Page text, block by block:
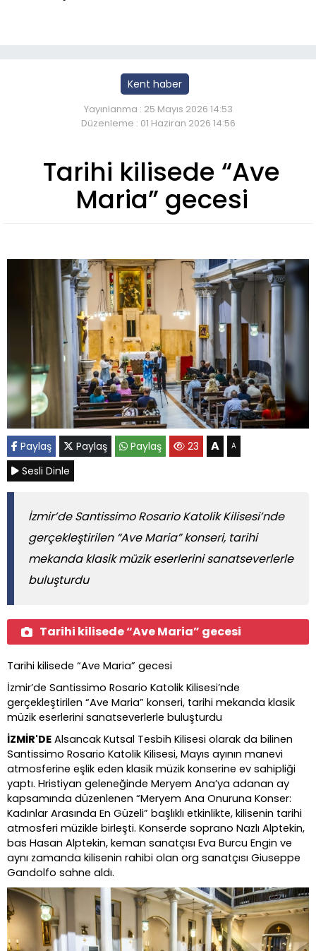
Kent haber
Yayınlanma : 25 Mayıs 2026 14:53
Düzenleme : 01 Haziran 2026 14:56
Tarihi kilisede “Ave
Maria” gecesi
Paylaş Paylaş Paylaş 23 A A
Sesli Dinle
İzmir’de Santissimo Rosario Katolik Kilisesi’nde
gerçekleştirilen “Ave Maria” konseri, tarihi
mekanda klasik müzik eserlerini sanatseverlerle
buluşturdu
Tarihi kilisede “Ave Maria” gecesi
Tarihi kilisede “Ave Maria” gecesi
İzmir’de Santissimo Rosario Katolik Kilisesi’nde
gerçekleştirilen “Ave Maria” konseri, tarihi mekanda klasik
müzik eserlerini sanatseverlerle buluşturdu
İZMİR'DE Alsancak Kutsal Tesbih Kilisesi olarak da bilinen
Santissimo Rosario Katolik Kilisesi, Mayıs ayının manevi
atmosferine eşlik eden klasik müzik konserine ev sahipliği
yaptı. Hristiyan geleneğinde Meryem Ana’ya adanan ay
kapsamında düzenlenen “Meryem Ana Onuruna Konser:
Kadınlar Arasında En Güzeli” başlıklı etkinlikte, kilisenin tarihi
atmosferi müzikle birleşti. Konserde soprano Nazlı Alptekin,
bas Hasan Alptekin, keman sanatçısı Eva Burcu Engin ve
aynı zamanda kilisenin rahibi olan org sanatçısı Giuseppe
Gandolfo sahne aldı.